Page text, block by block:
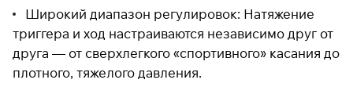
Широкий диапазон регулировок: Натяжение
триггера и ход настраиваются независимо друг от
друга — от сверхлегкого «спортивного» касания до
плотного, тяжелого давления.